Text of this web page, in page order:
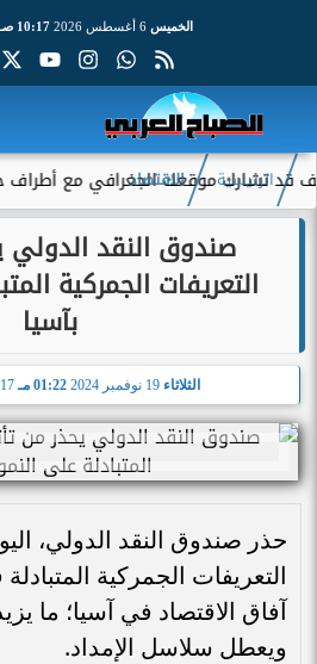
الخميس 10:17 صـ
موقعك الجغرافي مع أطراف
الرئيسية الاقتصاد
صندوق النقد الدولي
التعريفات الجمركية
بآسيا
الثلاثاء 19 نوفمبر 2024 01:22 مـ 17 جمادى أول 1446
حذر صندوق النقد الدولي،
التعريفات الجمركية
آفاق الاقتصاد في آسيا؛ ما
ويعطل سلاسل الإمداد.